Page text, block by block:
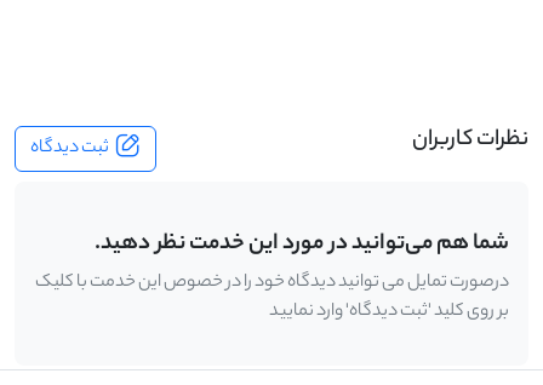
نظرات کاربران ثبت دیدگاه
شما هم می‌توانید در مورد این خدمت نظر دهید.
درصورت تمایل می توانید دیدگاه خود را در خصوص این خدمت با کلیک
بر روی کلید 'ثبت دیدگاه' وارد نمایید